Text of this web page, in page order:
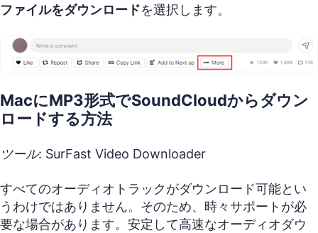
ファイルをダウンロードを選択します。
MacにMP3形式でSoundCloudからダウン
ロードする方法
ツール: SurFast Video Downloader
すべてのオーディオトラックがダウンロード可能とい
うわけではありません。そのため、時々サポートが必
要な場合があります。安定して高速なオーディオダウ